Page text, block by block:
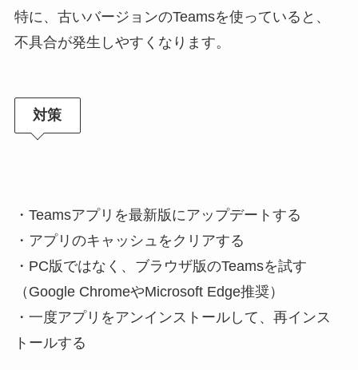
特に、古いバージョンのTeamsを使っていると、
不具合が発生しやすくなります。
対策
・Teamsアプリを最新版にアップデートする
・アプリのキャッシュをクリアする
・PC版ではなく、ブラウザ版のTeamsを試す
（Google ChromeやMicrosoft Edge推奨）
・一度アプリをアンインストールして、再インス
トールする